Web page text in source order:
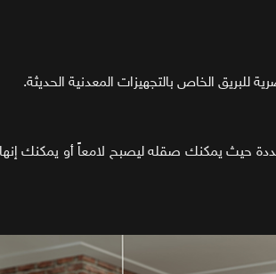
للبريق الخاص بالتجهيزات المعدنية الحديثة.
حيث يمكنك صقله ليصبح لامعاً أو يمكنك